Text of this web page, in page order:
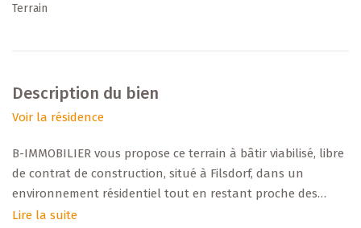
Terrain
Description du bien
Voir la résidence
B-IMMOBILIER vous propose ce terrain à bâtir viabilisé, libre
de contrat de construction, situé à Filsdorf, dans un
environnement résidentiel tout en restant proche des
commodités (écoles, commerces, transports, axes routiers).
Lire la suite